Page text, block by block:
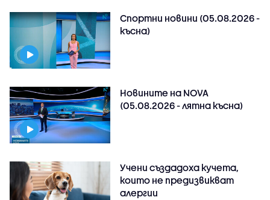
Спортни новини (05.08.2026 -
късна)
Новините на NOVA
(05.08.2026 - лятна късна)
Учени създадоха кучета,
които не предизвикват
алергии